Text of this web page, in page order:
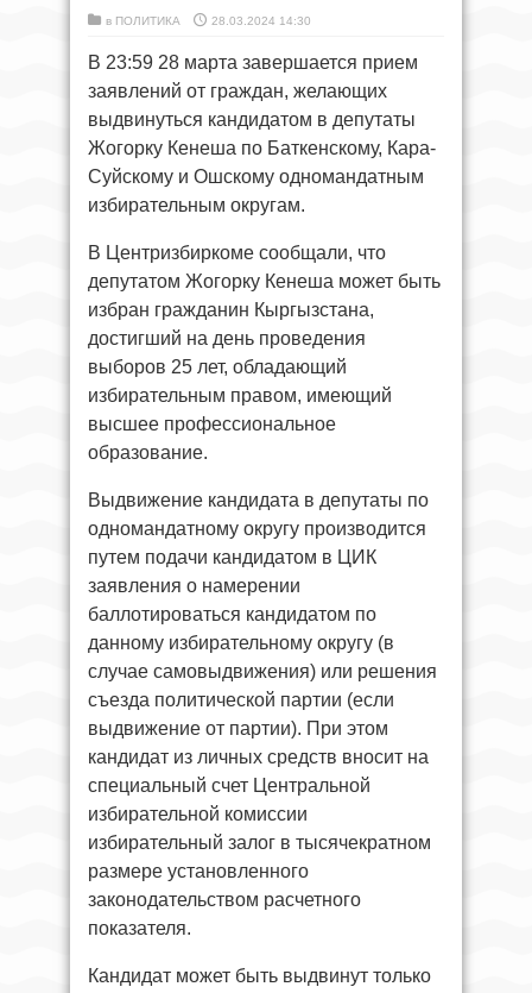
в ПОЛИТИКА 28.03.2024 14:30
В 23:59 28 марта завершается прием
заявлений от граждан, желающих
выдвинуться кандидатом в депутаты
Жогорку Кенеша по Баткенскому, Кара-
Суйскому и Ошскому одномандатным
избирательным округам.
В Центризбиркоме сообщали, что
депутатом Жогорку Кенеша может быть
избран гражданин Кыргызстана,
достигший на день проведения
выборов 25 лет, обладающий
избирательным правом, имеющий
высшее профессиональное
образование.
Выдвижение кандидата в депутаты по
одномандатному округу производится
путем подачи кандидатом в ЦИК
заявления о намерении
баллотироваться кандидатом по
данному избирательному округу (в
случае самовыдвижения) или решения
съезда политической партии (если
выдвижение от партии). При этом
кандидат из личных средств вносит на
специальный счет Центральной
избирательной комиссии
избирательный залог в тысячекратном
размере установленного
законодательством расчетного
показателя.
Кандидат может быть выдвинут только